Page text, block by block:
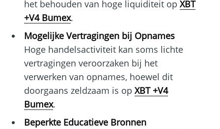
het behouden van hoge liquiditeit op XBT
+V4 Bumex.
Mogelijke Vertragingen bij Opnames
Hoge handelsactiviteit kan soms lichte
vertragingen veroorzaken bij het
verwerken van opnames, hoewel dit
doorgaans zeldzaam is op XBT +V4
Bumex.
Beperkte Educatieve Bronnen